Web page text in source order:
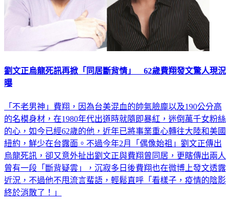
劉文正烏龍死訊再掀「同居斷背情」 62歲費翔發文驚人現況
曝
「不老男神」費翔，因為台美混血的帥氣臉龐以及190公分高
的名模身材，在1980年代出道時就隨即暴紅，迷倒萬千女粉絲
的心，如今已經62歲的他，近年已將事業重心轉往大陸和美國
紐約，鮮少在台露面。不過今年2月「偶像始祖」劉文正傳出
烏龍死訊，卻又意外扯出劉文正與費翔曾同居，更瞎傳出兩人
曾有一段「斷背疑雲」，沉寂多日後費翔也在微博上發文透露
近況，不過他不甩流言蜚語，輕鬆直呼「看樣子，疫情的陰影
終於消散了！」